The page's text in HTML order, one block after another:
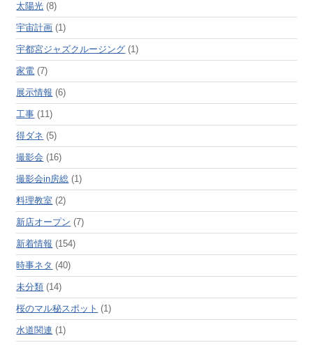
太陽光 (8)
宇宙計画 (1)
宇都宮ジャズクルージング (1)
家電 (7)
展示情報 (6)
工事 (11)
得ダネ (5)
撮影会 (16)
撮影会in房総 (1)
料理教室 (2)
新店オープン (7)
新着情報 (154)
時事ネタ (40)
未分類 (14)
桜のマル秘スポット (1)
水道関連 (1)